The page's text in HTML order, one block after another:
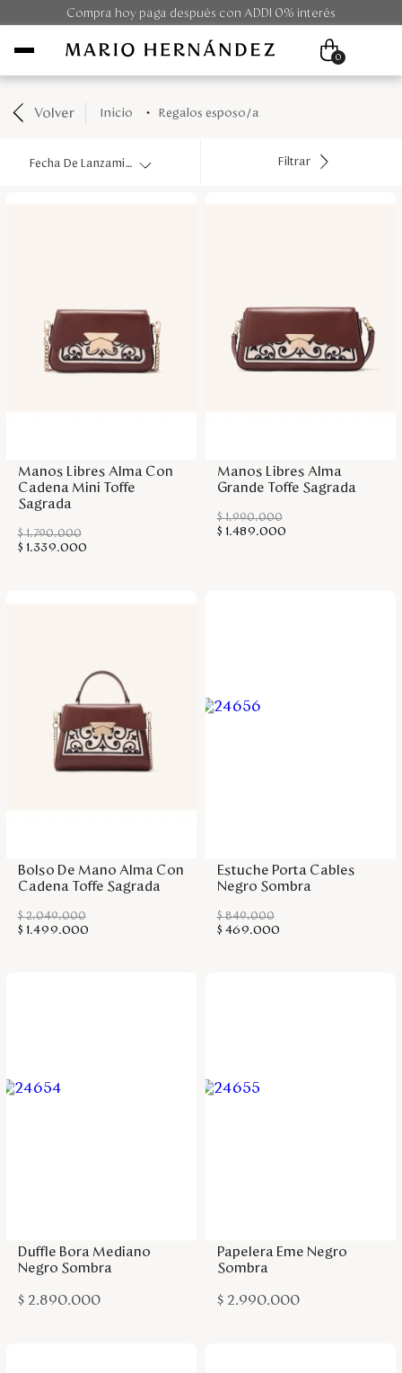
Compra hoy paga después con ADDI 0% interés
Colecciones
Outlet
Mi cuenta
Blog
Colombia
Costa Rica
Panamá
USA
Venezuela
0
Volver regalos esposo/a
Fecha De Lanzamiento Filtrar
Manos Libres Alma Con
Cadena Mini Toffe
Sagrada
$ 1.790.000
$ 1 .339.000
Manos Libres Alma
Grande Toffe Sagrada
$ 1.990.000
$ 1 .489.000
Bolso De Mano Alma Con
Cadena Toffe Sagrada
$ 2.049.000
$ 1.499.000
Estuche Porta Cables
Negro Sombra
$ 849.000
$ 469.000
Duffle Bora Mediano
Negro Sombra
$ 2.890.000
Papelera Eme Negro
Sombra
$ 2.990.000